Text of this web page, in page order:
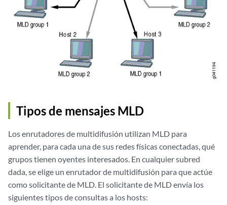
Tipos de mensajes MLD
Los enrutadores de multidifusión utilizan MLD para
aprender, para cada una de sus redes físicas conectadas, qué
grupos tienen oyentes interesados. En cualquier subred
dada, se elige un enrutador de multidifusión para que actúe
como solicitante de MLD. El solicitante de MLD envía los
siguientes tipos de consultas a los hosts: